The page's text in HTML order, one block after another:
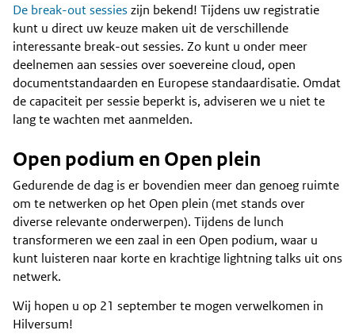
De break-out sessieszijn bekend! Tijdens uw registratie
kunt u direct uw keuze maken uit de verschillende
interessante break-out sessies. Zo kunt u onder meer
deelnemen aan sessies over soevereine cloud, open
documentstandaarden en Europese standaardisatie. Omdat
de capaciteit per sessie beperkt is, adviseren we u niet te
lang te wachten met aanmelden.
Open podium en Open plein
Gedurende de dag is er bovendien meer dan genoeg ruimte
om te netwerken op het Open plein (met stands over
diverse relevante onderwerpen). Tijdens de lunch
transformeren we een zaal in een Open podium, waar u
kunt luisteren naar korte en krachtige lightning talks uit ons
netwerk.
Wij hopen u op 21 september te mogen verwelkomen in
Hilversum!